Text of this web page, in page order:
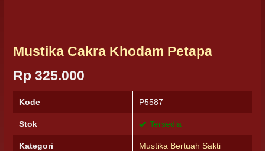
Mustika Cakra Khodam Petapa
Rp 325.000
Kode P5587
Stok Tersedia
Kategori Mustika Bertuah Sakti